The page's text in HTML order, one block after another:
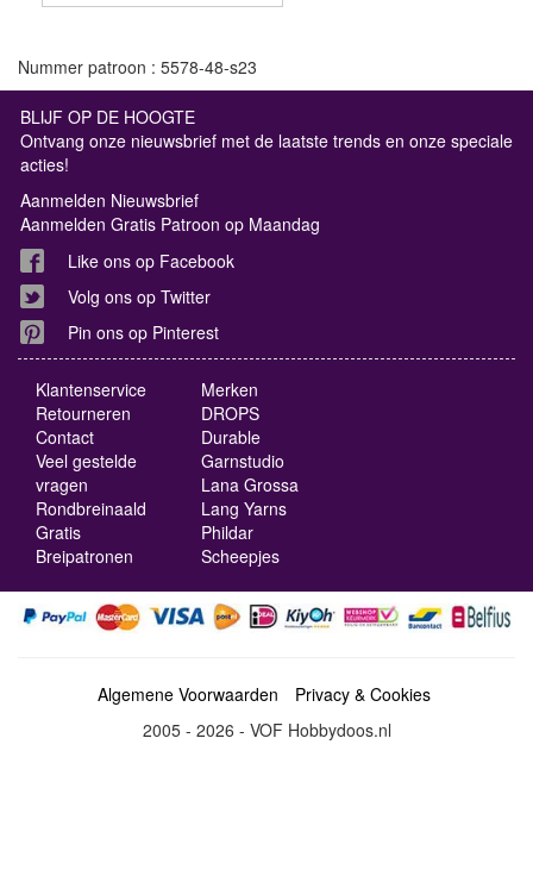
Nummer patroon : 5578-48-s23
BLIJF OP DE HOOGTE
Ontvang onze nieuwsbrief met de laatste trends en onze speciale
acties!
Aanmelden Nieuwsbrief
Aanmelden Gratis Patroon op Maandag
Like ons op Facebook
Volg ons op Twitter
Pin ons op Pinterest
Klantenservice
Retourneren
Contact
Veel gestelde
vragen
Rondbreinaald
Gratis
Breipatronen
Merken
DROPS
Durable
Garnstudio
Lana Grossa
Lang Yarns
Phildar
Scheepjes
Algemene Voorwaarden
Privacy & Cookies
2005 - 2026 - VOF Hobbydoos.nl